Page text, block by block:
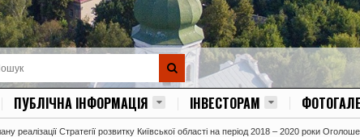
ПУБЛІЧНА ІНФОРМАЦІЯ ІНВЕСТОРАМ
реалізації Стратегії розвитку Київської області на період 2018 – 2020 роки